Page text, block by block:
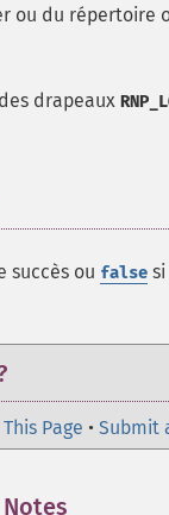
ou du répertoire
drapeaux
succès ou false
Page • Submit